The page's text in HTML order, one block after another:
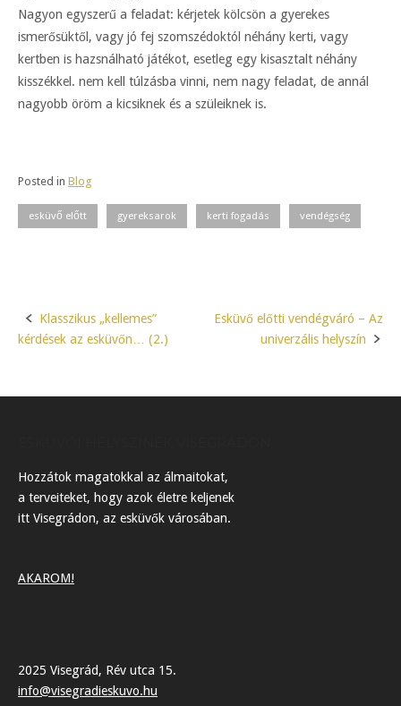
Nagyon egyszerű a feladat: kérjetek kölcsön a gyerekes
ismerősüktől, vagy jó fej szomszédoktól néhány kerti, vagy
kertben is hazsnálható játékot, esetleg egy kisasztalt néhány
kisszékkel. nem kell túlzásba vinni, nem nagy feladat, de annál
nagyobb öröm a kicsiknek és a szüleiknek is.
Posted in Blog
esküvő előtt gyereksarok kerti fogadás vendégség
Post
Klasszikus „kellemes”
kérdések az esküvőn… (2.)
Esküvő előtti vendégváró – Az
univerzális helyszín
Hozzátok magatokkal az álmaitokat,
a terveiteket, hogy azok életre keljenek
itt Visegrádon, az esküvők városában.
AKAROM!
2025 Visegrád, Rév utca 15.
info@visegradieskuvo.hu